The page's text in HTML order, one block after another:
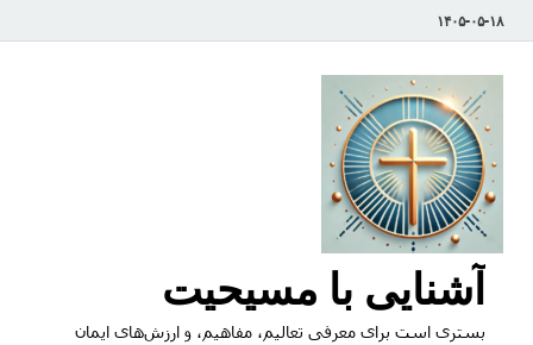
۱۴۰۵-۰۵-۱۸
آشنایی با مسیحیت
بستری است برای معرفی تعالیم، مفاهیم، و ارزش‌های ایمان